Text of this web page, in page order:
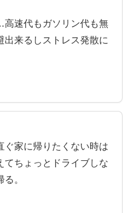
速代もガソリン代も無
出来るしストレス発散に
ぐ家に帰りたくない時は
てちょっとドライブしな
。